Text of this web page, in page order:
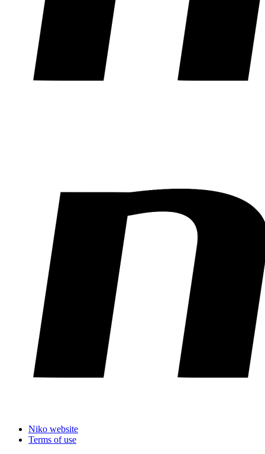
Niko website
Terms of use